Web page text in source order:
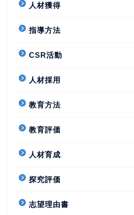
人材獲得
指導方法
CSR活動
人材採用
教育方法
教育評価
人材育成
探究評価
志望理由書